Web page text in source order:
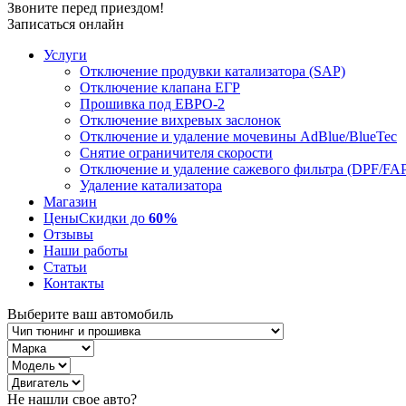
Звоните перед приездом!
Записаться онлайн
Услуги
Отключение продувки катализатора (SAP)
Отключение клапана ЕГР
Прошивка под ЕВРО-2
Отключение вихревых заслонок
Отключение и удаление мочевины AdBlue/BlueTec
Снятие ограничителя скорости
Отключение и удаление сажевого фильтра (DPF/
Удаление катализатора
Магазин
ЦеныСкидки до 60%
Отзывы
Наши работы
Статьи
Контакты
Выберите ваш автомобиль
Не нашли свое авто?